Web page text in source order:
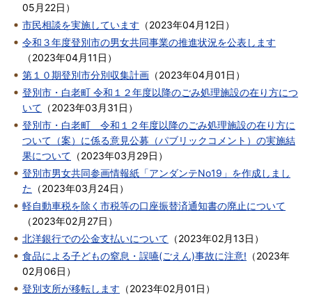
05月22日 ）
市民相談を実施しています （2023年04月12日 ）
令和３年度登別市の男女共同事業の推進状況を公表します
（2023年04月11日 ）
第１０期登別市分別収集計画 （2023年04月01日 ）
登別市・白老町 令和１２年度以降のごみ処理施設の在り方につ
いて （2023年03月31日 ）
登別市・白老町 令和１２年度以降のごみ処理施設の在り方に
ついて（案）に係る意見公募（パブリックコメント）の実施結
果について （2023年03月29日 ）
登別市男女共同参画情報紙「アンダンテNo19」を作成しまし
た （2023年03月24日 ）
軽自動車税を除く市税等の口座振替済通知書の廃止について
（2023年02月27日 ）
北洋銀行での公金支払いについて （2023年02月13日 ）
食品による子どもの窒息・誤嚥(ごえん)事故に注意! （2023年
02月06日 ）
登別支所が移転します （2023年02月01日 ）